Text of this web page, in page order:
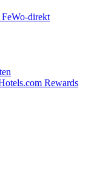
direkt
Rewards